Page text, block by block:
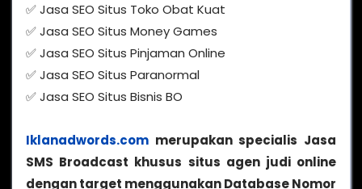
✅ Jasa SEO Situs Toko Obat Kuat
✅ Jasa SEO Situs Money Games
✅ Jasa SEO Situs Pinjaman Online
✅ Jasa SEO Situs Paranormal
✅ Jasa SEO Situs Bisnis BO
Iklanadwords.com merupakan specialis Jasa
SMS Broadcast khusus situs agen judi online
dengan target menggunakan Database Nomor